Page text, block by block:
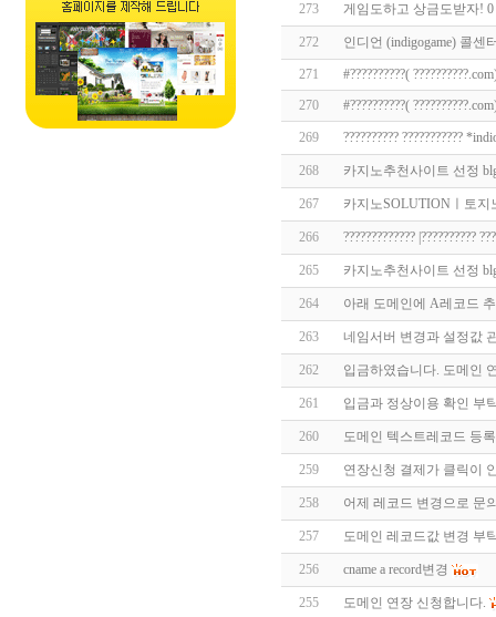
273 게임도하고 상금도받자!
272 인디언 (indigogame) 콜센
271
#??????????(
270
#??????????(
269 ?????????? ???????????
268 카­지노추천사이트 선정
267 카­지노SOLUTIONㅣ토
266 ????????????? |??????????
265 카­지노추천사이트 선정
264 아래 도메인에 A레코드
263 네임서버 변경과 설정값
262 입금하였습니다. 도메인
261 입금과 정상이용 확인 부
260 도메인 텍스트레코드 등록
259 연장신청 결제가 클릭이
258 어제 레코드 변경으로 문
257 도메인 레코드값 변경 부
256 cname a record변경
255 도메인 연장 신청합니다.